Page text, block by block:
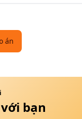
án
bạn